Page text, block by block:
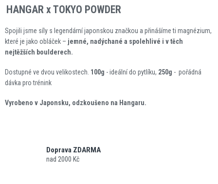
HANGAR x TOKYO POWDER
Spojili jsme síly s legendární japonskou značkou a přinášíme ti magnézium,
které je jako obláček – jemné, nadýchané a spolehlivé i v těch
nejtěžších boulderech.
Dostupné ve dvou velikostech. 100g - ideální do pytlíku, 250g - pořádná
dávka pro trénink
Vyrobeno v Japonsku, odzkoušeno na Hangaru.
Doprava ZDARMA
nad 2000 Kč